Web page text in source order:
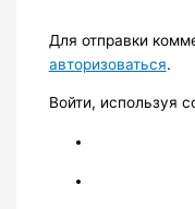
Для отправки
авторизоваться.
Войти, используя